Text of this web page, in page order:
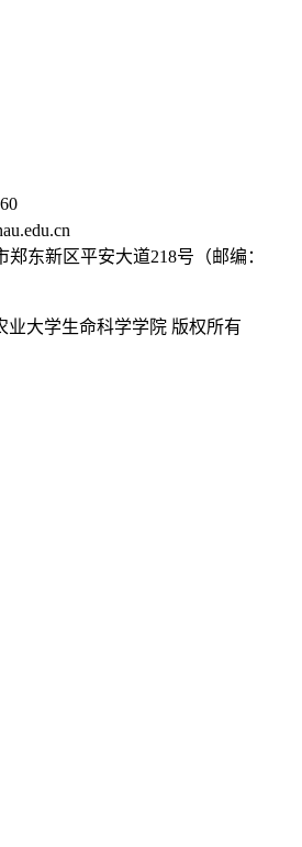
郑东新区平安大道218号（邮编：
业大学生命科学学院 版权所有